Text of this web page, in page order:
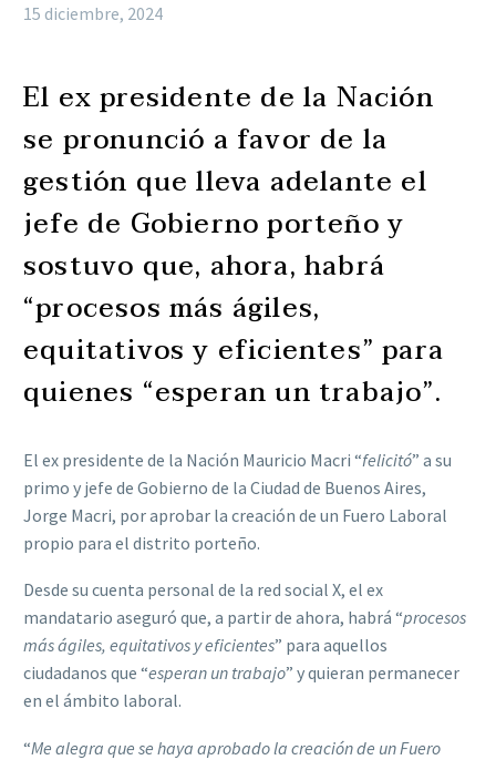
15 diciembre, 2024
El ex presidente de la Nación
se pronunció a favor de la
gestión que lleva adelante el
jefe de Gobierno porteño y
sostuvo que, ahora, habrá
“procesos más ágiles,
equitativos y eficientes” para
quienes “esperan un trabajo”.
El ex presidente de la Nación Mauricio Macri “felicitó” a su
primo y jefe de Gobierno de la Ciudad de Buenos Aires,
Jorge Macri, por aprobar la creación de un Fuero Laboral
propio para el distrito porteño.
Desde su cuenta personal de la red social X, el ex
mandatario aseguró que, a partir de ahora, habrá “procesos
más ágiles, equitativos y eficientes” para aquellos
ciudadanos que “esperan un trabajo” y quieran permanecer
en el ámbito laboral.
“Me alegra que se haya aprobado la creación de un Fuero